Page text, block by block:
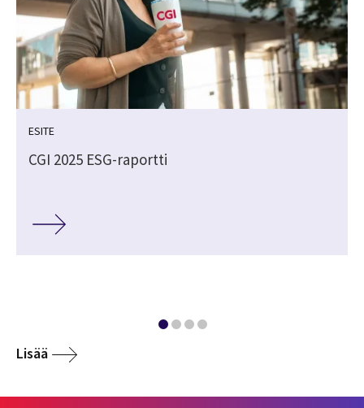
ESITE
CGI 2025 ESG-raportti
Lisää